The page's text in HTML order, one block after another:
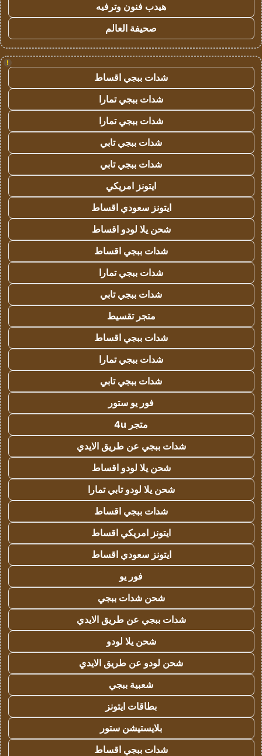
هيدب فنون وترفيه
صحيفة العالم
!
شدات ببجي اقساط
شدات ببجي تمارا
شدات ببجي تمارا
شدات ببجي تابي
شدات ببجي تابي
ايتونز امريكي
ايتونز سعودي اقساط
شحن يلا لودو اقساط
شدات ببجي اقساط
شدات ببجي تمارا
شدات ببجي تابي
متجر تقسيط
شدات ببجي اقساط
شدات ببجي تمارا
شدات ببجي تابي
فور يو ستور
متجر 4u
شدات ببجي عن طريق الايدي
شحن يلا لودو اقساط
شحن يلا لودو تابي تمارا
شدات ببجي اقساط
ايتونز امريكي اقساط
ايتونز سعودي اقساط
فور يو
شحن شدات ببجي
شدات ببجي عن طريق الايدي
شحن يلا لودو
شحن لودو عن طريق الايدي
شعبية ببجي
بطاقات ايتونز
بلايستيشن ستور
شدات ببجي اقساط